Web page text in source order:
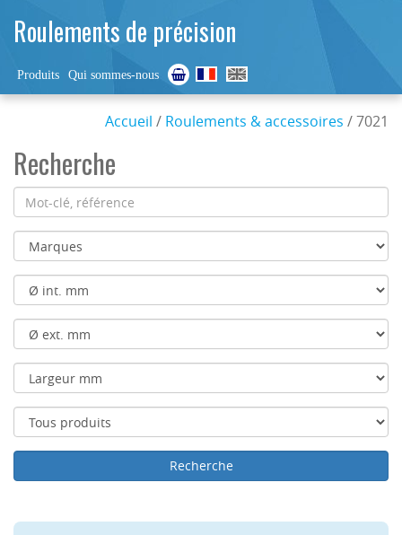
Roulements de précision
Produits Qui sommes-nous
Accueil / Roulements & accessoires / 7021
Recherche